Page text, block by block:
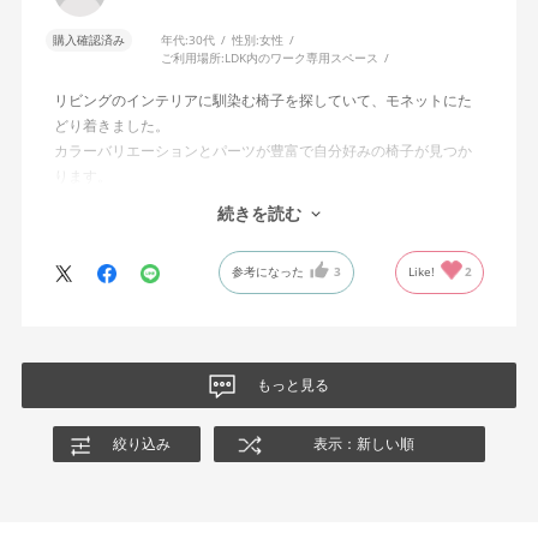
購入確認済み 年代:30代 性別:女性
ご利用場所:LDK内のワーク専用スペース
リビングのインテリアに馴染む椅子を探していて、モネットにた
どり着きました。
カラーバリエーションとパーツが豊富で自分好みの椅子が見つか
オフィスチェアにしては比較的コンパクトで家に置くのに最適で
した、座り心地も良く大変気に入っています。
今回どうしても欲しい色の組み合わせがあったので固定肘の物を
購入しましたが、欲を言えば稼働肘バージョンもバイカラーなど
続きを読む
参考になった 3 Like! 2
もっと見る
絞り込み 表示：新しい順